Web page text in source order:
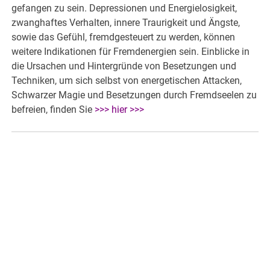
gefangen zu sein. Depressionen und Energielosigkeit,
zwanghaftes Verhalten, innere Traurigkeit und Ängste,
sowie das Gefühl, fremdgesteuert zu werden, können
weitere Indikationen für Fremdenergien sein. Einblicke in
die Ursachen und Hintergründe von Besetzungen und
Techniken, um sich selbst von energetischen Attacken,
Schwarzer Magie und Besetzungen durch Fremdseelen zu
befreien, finden Sie >>> hier >>>